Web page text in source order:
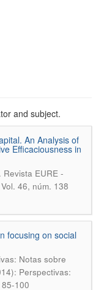
and subject.
An Analysis of
Efficaciousness in
. Revista EURE -
46, núm. 138
focusing on social
Notas sobre
Perspectivas:
100